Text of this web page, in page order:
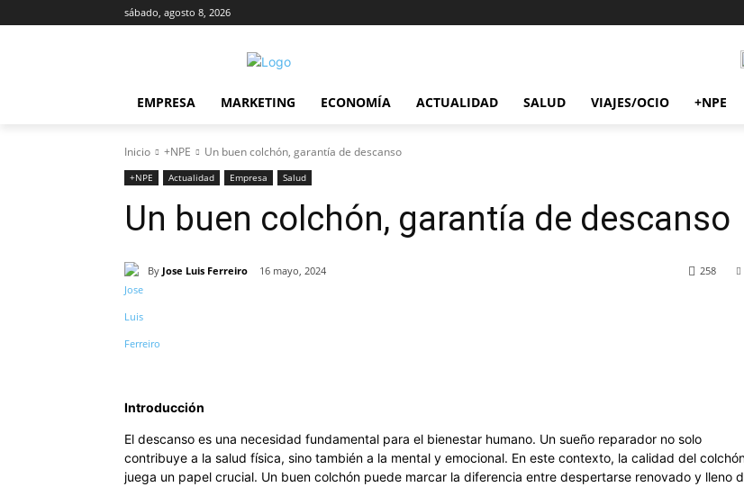
sábado, agosto 8, 2026
EMPRESA MARKETING ECONOMÍA ACTUALIDAD SALUD VIAJES/OCIO +NPE
Inicio +NPE Un buen colchón, garantía de descanso
+NPE Actualidad Empresa Salud
Un buen colchón, garantía de descanso
By Jose Luis Ferreiro 16 mayo, 2024 258
Introducción
El descanso es una necesidad fundamental para el bienestar humano. Un sueño reparador no solo
contribuye a la salud física, sino también a la mental y emocional. En este contexto, la calidad del
juega un papel crucial. Un buen colchón puede marcar la diferencia entre despertarse renovado y lleno